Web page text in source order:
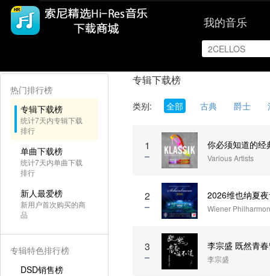
我的音乐
首页
热门排行榜
专辑下载榜
统计7天内专辑下载
排行
单曲下载榜
统计7天内单曲下载
排行
新人最爱榜
新用户首次购买的商
品
专辑特色排行榜
DSD销售榜
专辑下载榜
类别: 全部 古典 爵士
1 你必须知道的经
Various Artists
2 2026维也纳夏
Wiener
3 李宗盛 既然青
李宗盛